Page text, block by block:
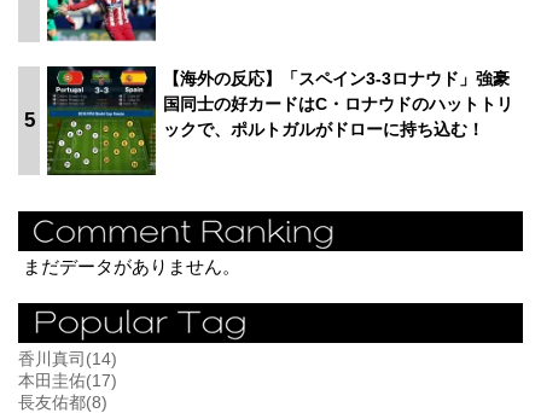
5
【海外の反応】「スペイン3-3ロナウド」強豪
国同士の好カードはC・ロナウドのハットトリ
ックで、ポルトガルがドローに持ち込む！
まだデータがありません。
香川真司(14)
本田圭佑(17)
長友佑都(8)